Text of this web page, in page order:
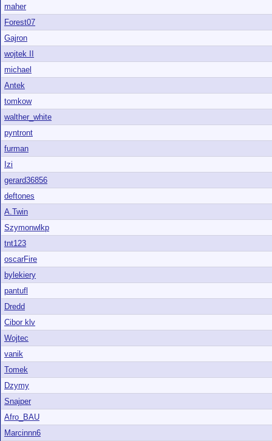
maher
Forest07
Gajron
wojtek II
michael
Antek
tomkow
walther_white
pyntront
furman
Izi
gerard36856
deftones
A.Twin
Szymonwlkp
tnt123
oscarFire
bylekiery
pantufl
Dredd
Cibor klv
Wojtec
vanik
Tomek
Dzymy
Snajper
Afro_BAU
Marcinnn6